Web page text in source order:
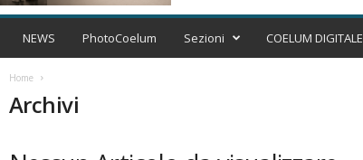
C
NEWS PhotoCoelum Sezioni COELUM DIGITALE
Home
Archivi